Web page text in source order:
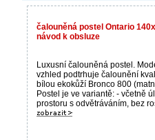
čalouněná postel Ontario
návod k obsluze
Luxusní čalouněná postel.
vzhled podtrhuje čalounění
bílou ekokůží Bronco 800
Postel je ve variantě: - včetně
prostoru s odvětráváním, bez